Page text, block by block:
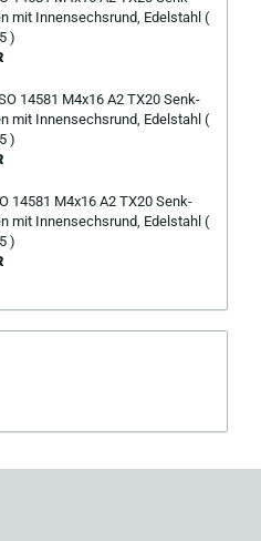
mit In­nen­sechs­rund, Edel­stahl (
)
14581 M4x16 A2 TX20 Senk­
mit In­nen­sechs­rund, Edel­stahl (
)
14581 M4x16 A2 TX20 Senk­
mit In­nen­sechs­rund, Edel­stahl (
)